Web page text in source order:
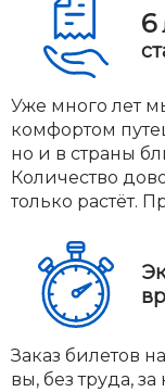
6
Уже много лет
комфортом
но и в страны
Количество
только растёт.
Заказ билетов
вы, без труда,